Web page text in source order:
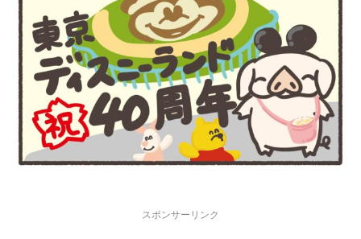
スポンサーリンク